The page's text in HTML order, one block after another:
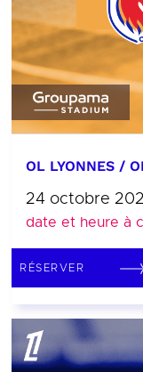
OL LYONNES /
24 octobre
date et heure à
RÉSERVER